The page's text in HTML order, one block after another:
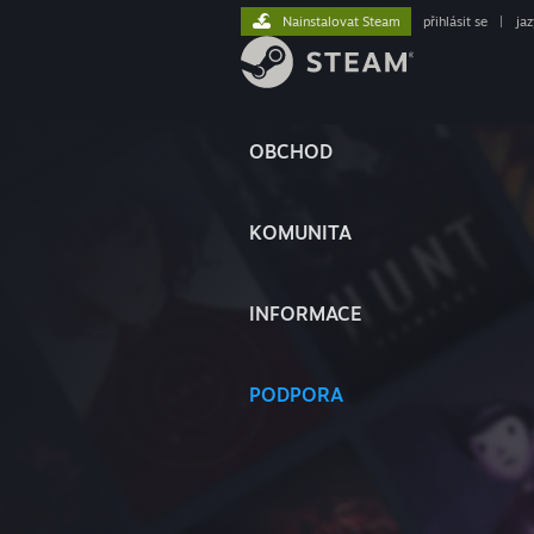
OBCHOD
KOMUNITA
INFORMACE
PODPORA
Nainstalovat Steam přihlásit se